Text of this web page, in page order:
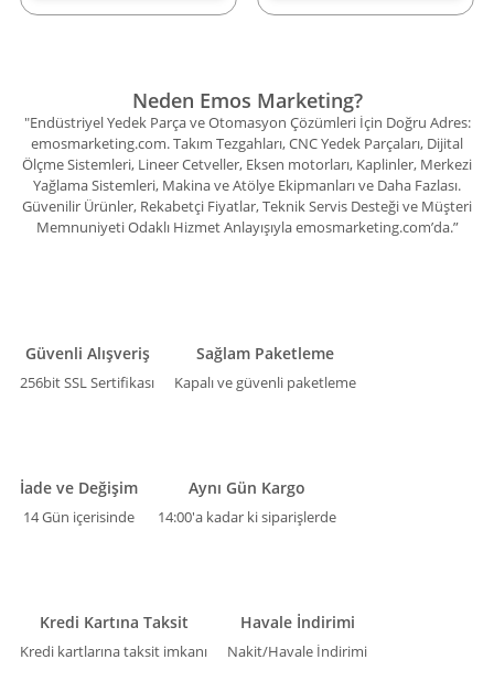
Neden Emos Marketing?
"Endüstriyel Yedek Parça ve Otomasyon Çözümleri İçin Doğru Adres:
emosmarketing.com. Takım Tezgahları, CNC Yedek Parçaları, Dijital
Ölçme Sistemleri, Lineer Cetveller, Eksen motorları, Kaplinler, Merkezi
Yağlama Sistemleri, Makina ve Atölye Ekipmanları ve Daha Fazlası.
Güvenilir Ürünler, Rekabetçi Fiyatlar, Teknik Servis Desteği ve Müşteri
Memnuniyeti Odaklı Hizmet Anlayışıyla emosmarketing.com’da.”
Güvenli Alışveriş
256bit SSL Sertifikası
Sağlam Paketleme
Kapalı ve güvenli paketleme
İade ve Değişim
14 Gün içerisinde
Aynı Gün Kargo
14:00'a kadar ki siparişlerde
Kredi Kartına Taksit
Kredi kartlarına taksit imkanı
Havale İndirimi
Nakit/Havale İndirimi